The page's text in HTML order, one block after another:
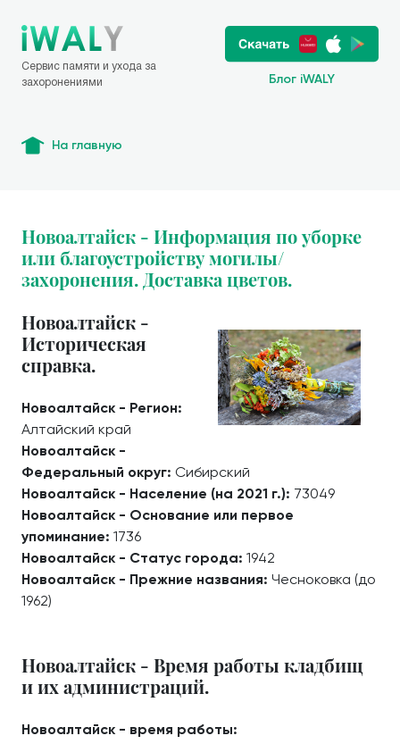
Сервис памяти и ухода за
захоронениями
Блог iWALY
На главную
Новоалтайск - Информация по уборке
или благоустройству могилы/
захоронения. Доставка цветов.
Новоалтайск -
Историческая
справка.
Новоалтайск - Регион:
Алтайский край
Новоалтайск -
Федеральный округ: Сибирский
Новоалтайск - Население (на 2021 г.): 73049
Новоалтайск - Основание или первое
упоминание: 1736
Новоалтайск - Статус города: 1942
Новоалтайск - Прежние названия: Чесноковка (до
1962)
Новоалтайск - Время работы кладбищ
и их администраций.
Новоалтайск - время работы: